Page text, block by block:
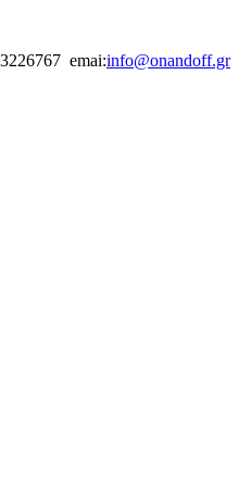
emai:info@onandoff.gr